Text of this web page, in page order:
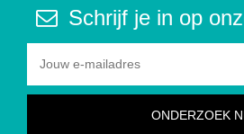
Schrijf je in op